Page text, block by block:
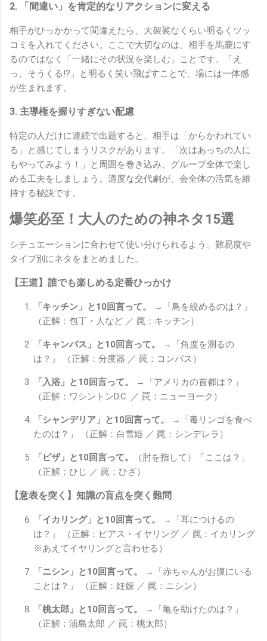
2. 「間違い」を肯定的なリアクションに変える
相手がひっかかって間違えたら、大袈裟なくらい明るくツッ
コミを入れてください。ここで大切なのは、相手を馬鹿にす
るのではなく「一緒にその状況を楽しむ」ことです。「え
っ、そうくる!?」と明るく笑い飛ばすことで、場には一体感
が生まれます。
3. 主導権を握りすぎない配慮
特定の人だけに連続で出題すると、相手は「からかわれてい
る」と感じてしまうリスクがあります。「次はあっちの人に
もやってみよう！」と周囲を巻き込み、グループ全体で楽し
める工夫をしましょう。適度な交代劇が、会全体の活気を維
持する秘訣です。
爆笑必至！大人のための神ネタ15選
シチュエーションに合わせて使い分けられるよう、難易度や
タイプ別にネタをまとめました。
【王道】誰でも楽しめる定番ひっかけ
「キッチン」と10回言って。
→「鳥を絞めるのは？」
（正解：包丁・人など ／ 罠：キッチン）
「キャンパス」と10回言って。
→「角度を測るの
は？」 （正解：分度器 ／ 罠：コンパス）
「入浴」と10回言って。
→「アメリカの首都は？」
（正解：ワシントンD.C. ／ 罠：ニューヨーク）
「シャンデリア」と10回言って。
→「毒リンゴを食べ
たのは？」 （正解：白雪姫 ／ 罠：シンデレラ）
「ピザ」と10回言って。
（肘を指して）「ここは？」
（正解：ひじ ／ 罠：ひざ）
【意表を突く】知識の盲点を突く難問
「イカリング」と10回言って。
→「耳につけるの
は？」 （正解：ピアス・イヤリング ／ 罠：イカリング
※あえてイヤリングと言わせる）
「ニシン」と10回言って。
→「赤ちゃんがお腹にいる
ことは？」 （正解：妊娠 ／ 罠：ニシン）
「桃太郎」と10回言って。
→「亀を助けたのは？」
（正解：浦島太郎 ／ 罠：桃太郎）